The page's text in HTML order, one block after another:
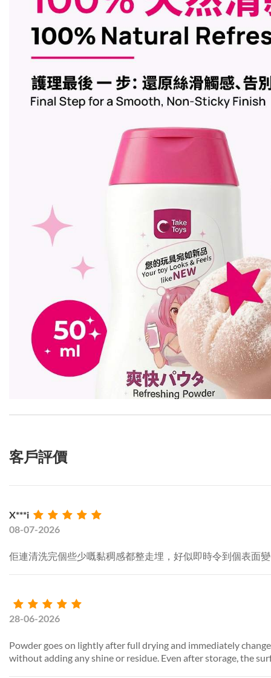
客戶評價
X***i
08-07-2026
佢連清洗完個些少嘅黏稠感都整走埋，好似即時令到個表面
28-06-2026
Powder goes on lightly after full drying and immediately
without adding any shine or residue. Even after storage, the